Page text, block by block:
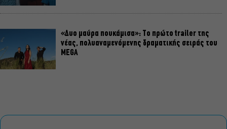
«Δυο μαύρα πουκάμισα»: Το πρώτο trailer της
νέας, πολυαναμενόμενης δραματικής σειράς του
MEGA